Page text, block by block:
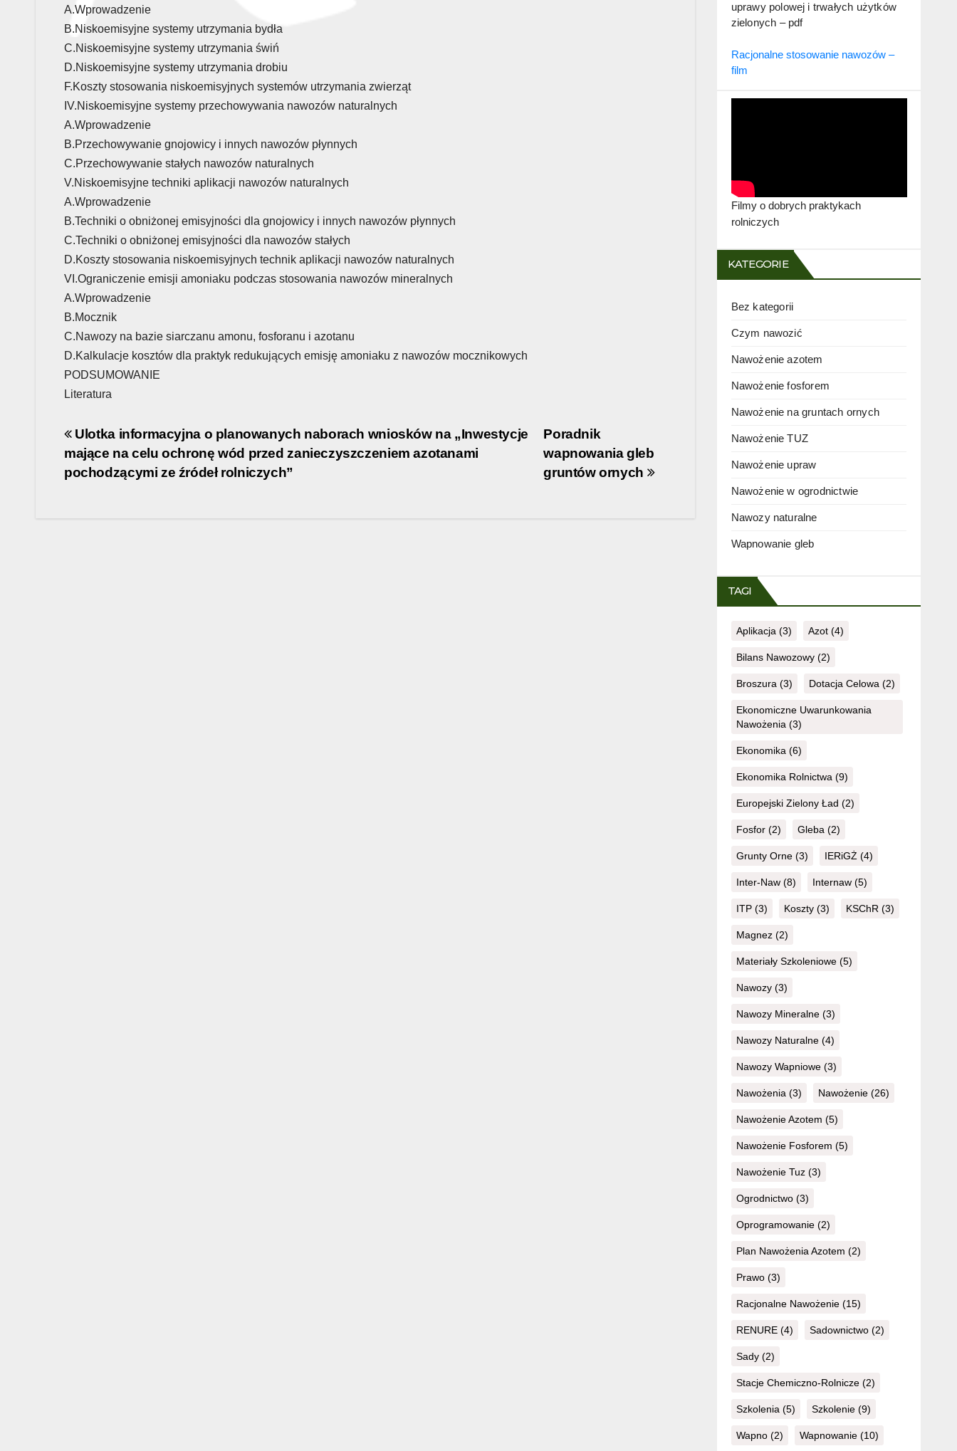
A.Wprowadzenie
B.Niskoemisyjne systemy utrzymania bydła
C.Niskoemisyjne systemy utrzymania świń
D.Niskoemisyjne systemy utrzymania drobiu
F.Koszty stosowania niskoemisyjnych systemów utrzymania zwierząt
IV.Niskoemisyjne systemy przechowywania nawozów naturalnych
A.Wprowadzenie
B.Przechowywanie gnojowicy i innych nawozów płynnych
C.Przechowywanie stałych nawozów naturalnych
V.Niskoemisyjne techniki aplikacji nawozów naturalnych
A.Wprowadzenie
B.Techniki o obniżonej emisyjności dla gnojowicy i innych nawozów płynnych
C.Techniki o obniżonej emisyjności dla nawozów stałych
D.Koszty stosowania niskoemisyjnych technik aplikacji nawozów naturalnych
VI.Ograniczenie emisji amoniaku podczas stosowania nawozów mineralnych
A.Wprowadzenie
B.Mocznik
C.Nawozy na bazie siarczanu amonu, fosforanu i azotanu
D.Kalkulacje kosztów dla praktyk redukujących emisję amoniaku z nawozów mocznikowych
PODSUMOWANIE
Literatura
Post
navigation
Poradnik
wapnowania gleb
gruntów ornych
Ulotka informacyjna o planowanych naborach wniosków na „Inwestycje
mające na celu ochronę wód przed zanieczyszczeniem azotanami
pochodzącymi ze źródeł rolniczych”
uprawy polowej i trwałych użytków
zielonych – pdf
Racjonalne stosowanie nawozów –
film
Filmy o dobrych praktykach
rolniczych
KATEGORIE
Bez kategorii
Czym nawozić
Nawożenie azotem
Nawożenie fosforem
Nawożenie na gruntach ornych
Nawożenie TUZ
Nawożenie upraw
Nawożenie w ogrodnictwie
Nawozy naturalne
Wapnowanie gleb
TAGI
Aplikacja (3) Azot(4)
Bilans Nawozowy(2)
Broszura (3) Dotacja Celowa (2)
Ekonomiczne Uwarunkowania
Nawożenia (3)
Ekonomika (6)
Ekonomika Rolnictwa (9)
Europejski Zielony Ład (2)
Fosfor(2) Gleba (2)
Grunty Orne(3) IERiGŻ (4)
Inter-Naw(8) Internaw(5)
ITP(3) Koszty(3) KSChR (3)
Magnez(2)
Materiały Szkoleniowe(5)
Nawozy(3)
Nawozy Mineralne(3)
Nawozy Naturalne(4)
Nawozy Wapniowe(3)
Nawożenia (3) Nawożenie(26)
Nawożenie Azotem (5)
Nawożenie Fosforem (5)
Nawożenie Tuz(3)
Ogrodnictwo(3)
Oprogramowanie(2)
Plan Nawożenia Azotem (2)
Prawo(3)
Racjonalne Nawożenie(15)
RENURE(4) Sadownictwo(2)
Sady(2)
Stacje Chemiczno-Rolnicze(2)
Szkolenia (5) Szkolenie(9)
Wapno(2) Wapnowanie(10)